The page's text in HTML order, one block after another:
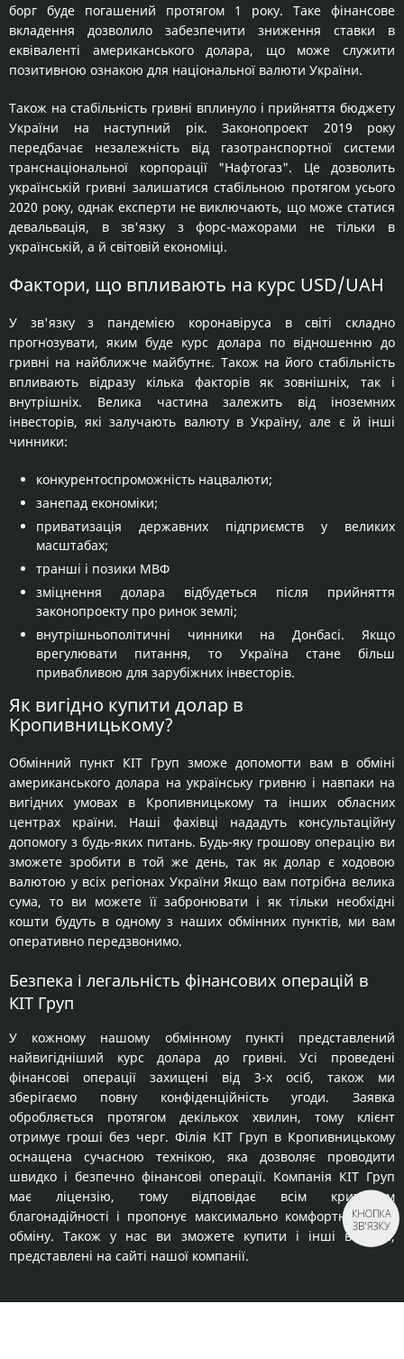
борг буде погашений протягом 1 року. Таке фінансове
вкладення дозволило забезпечити зниження ставки в
еквіваленті американського долара, що може служити
позитивною ознакою для національної валюти України.
Також на стабільність гривні вплинуло і прийняття бюджету
України на наступний рік. Законопроект 2019 року
передбачає незалежність від газотранспортної системи
транснаціональної корпорації "Нафтогаз". Це дозволить
українській гривні залишатися стабільною протягом усього
2020 року, однак експерти не виключають, що може статися
девальвація, в зв'язку з форс-мажорами не тільки в
українській, а й світовій економіці.
Фактори, що впливають на курс USD/UAH
У зв'язку з пандемією коронавіруса в світі складно
прогнозувати, яким буде курс долара по відношенню до
гривні на найближче майбутнє. Також на його стабільність
впливають відразу кілька факторів як зовнішніх, так і
внутрішніх. Велика частина залежить від іноземних
інвесторів, які залучають валюту в Україну, але є й інші
чинники:
конкурентоспроможність нацвалюти;
занепад економіки;
приватизація державних підприємств у великих
масштабах;
транші і позики МВФ
зміцнення долара відбудеться після прийняття
законопроекту про ринок землі;
внутрішньополітичні чинники на Донбасі. Якщо
врегулювати питання, то Україна стане більш
привабливою для зарубіжних інвесторів.
Як вигідно купити долар в
Кропивницькому?
Обмінний пункт КІТ Груп зможе допомогти вам в обміні
американського долара на українську гривню і навпаки на
вигідних умовах в Кропивницькому та інших обласних
центрах країни. Наші фахівці нададуть консультаційну
допомогу з будь-яких питань. Будь-яку грошову операцію ви
зможете зробити в той же день, так як долар є ходовою
валютою у всіх регіонах України Якщо вам потрібна велика
сума, то ви можете її забронювати і як тільки необхідні
кошти будуть в одному з наших обмінних пунктів, ми вам
оперативно передзвонимо.
Безпека і легальність фінансових операцій в
КІТ Груп
У кожному нашому обмінному пункті представлений
найвигідніший курс долара до гривні. Усі проведені
фінансові операції захищені від 3-х осіб, також ми
зберігаємо повну конфіденційність угоди. Заявка
обробляється протягом декількох хвилин, тому клієнт
отримує гроші без черг. Філія КІТ Груп в Кропивницькому
оснащена сучасною технікою, яка дозволяє проводити
швидко і безпечно фінансові операції. Компанія КІТ Груп
має ліцензію, тому відповідає всім критеріям
благонадійності і пропонує максимально комфортні умови
обміну. Також у нас ви зможете купити і інші валюти,
представлені на сайті нашої компанії.
КНОПКА
ЗВ'ЯЗКУ